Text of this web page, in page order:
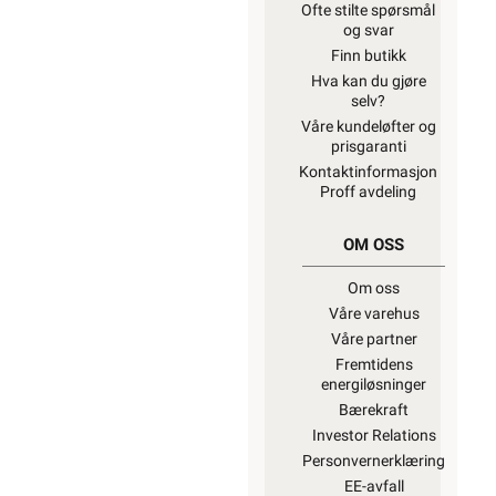
Ofte stilte spørsmål
og svar
Finn butikk
Hva kan du gjøre
selv?
Våre kundeløfter og
prisgaranti
Kontaktinformasjon
Proff avdeling
OM OSS
Om oss
Våre varehus
Våre partner
Fremtidens
energiløsninger
Bærekraft
Investor Relations
Personvernerklæring
EE-avfall